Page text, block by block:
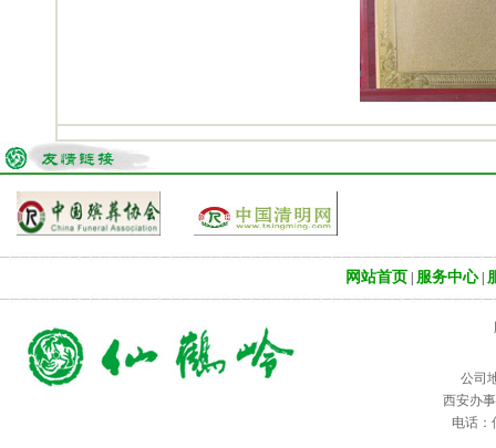
网站首页 服务中心|
公司
西安办
电话：